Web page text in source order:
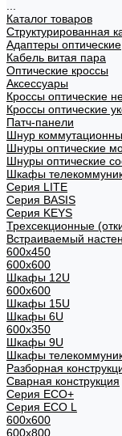
Каталог товаров
Структурированная
Адаптеры оптические
Кабель витая пара
Оптические кроссы
Аксессуары
Кроссы оптические
Кроссы оптические
Патч-панели
Шнур
Шнуры оптические
Шнуры оптические
Шкафы
Cерия LITE
Cерия BASIS
Cерия KEYS
Трехсекционные
Встраиваемый
600x450
600x600
Шкафы 12U
600x600
Шкафы 15U
Шкафы 6U
600x350
Шкафы 9U
Шкафы
Разборная
Сварная конструкция
Серия ECO+
Серия ECO L
600x600
600x800